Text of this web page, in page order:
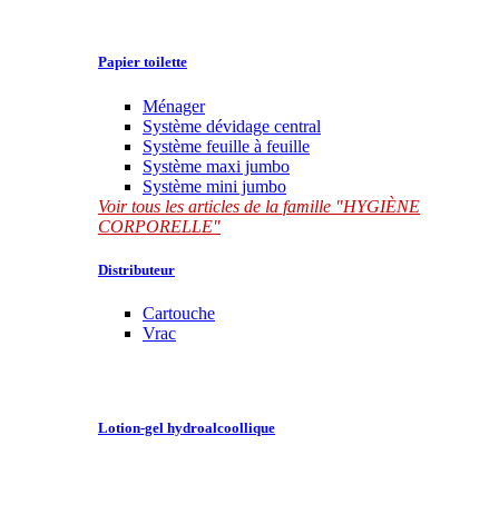
Papier toilette
Ménager
Système dévidage central
Système feuille à feuille
Système maxi jumbo
Système mini jumbo
Voir tous les articles de la famille "HYGIÈNE
CORPORELLE"
Distributeur
Cartouche
Vrac
Lotion-gel hydroalcoollique